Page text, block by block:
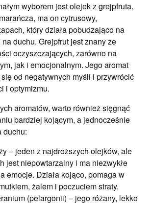
wyborem jest olejek z grejpfruta.
ma on cytrusowy,
który działa pobudzająco na
na duchu. Grejpfrut jest znany ze
oczyszczających, zarówno na
jak i emocjonalnym. Jego aromat
od negatywnych myśli i przywrócić
i optymizmu.
aromatów, warto również sięgnąć
bardziej kojącym, a jednocześnie
duchu:
– jeden z najdroższych olejków, ale
jest niepowtarzalny i ma niezwykłe
emocje. Działa kojąco, pomaga w
żalem i poczuciem straty.
(pelargonii) – jego różany, lekko